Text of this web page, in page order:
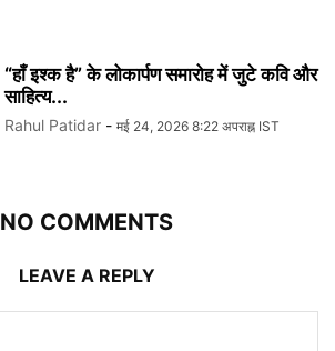
“हाँ इश्क है” के लोकार्पण समारोह में जुटे कवि और
साहित्य...
Rahul Patidar - मई 24, 2026 8:22 अपराह्न IST
NO COMMENTS
LEAVE A REPLY